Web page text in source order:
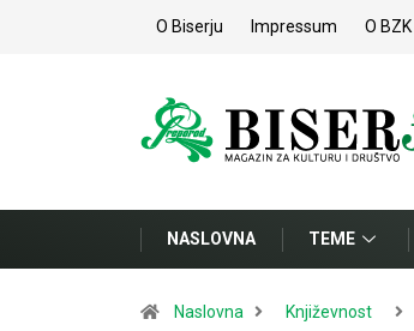
O Biserju Impressum O BZK
NASLOVNA TEME
Naslovna Književnost